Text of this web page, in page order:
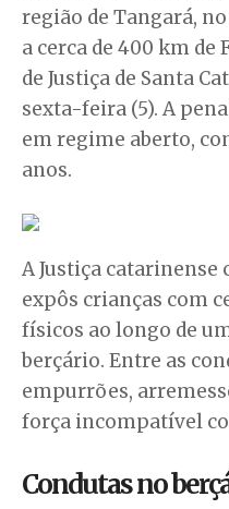
região de Tangará,
a cerca de 400 km
de Justiça de Santa
sexta-feira (5). A
em regime aberto,
anos.
A Justiça catarinense
expôs crianças com
físicos ao longo de
berçário. Entre as
empurrões,
força incompatível
Condutas no